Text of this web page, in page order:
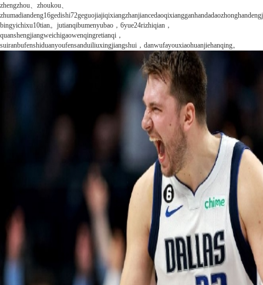
zhengzhou、zhoukou、
bingyichixu10tian。jutianqibumenyubao，6yue24rizhiqian，
quanshengjiangweichigaowenqingretianqi，
suiranbufenshiduanyoufensanduiliuxingjiangshui，danwufayouxiaohuanjiehanqing。